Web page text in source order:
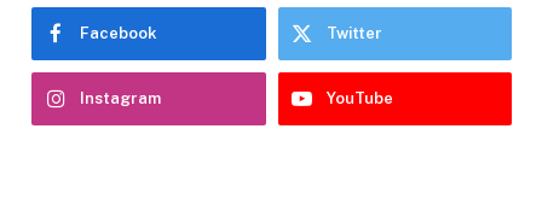
Facebook Twitter
Instagram YouTube